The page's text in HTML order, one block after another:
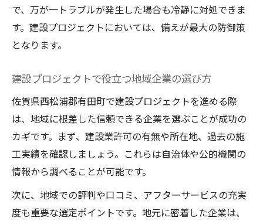
で、万が一トラブルが発生した場合も冷静に対処できま
す。建設プロジェクトにおいては、備えが最大の防御策
となります。
建設プロジェクトで役立つ地域企業の選び方
佐賀県西松浦郡有田町で建設プロジェクトを進める際
は、地域に根差した信頼できる企業を選ぶことが成功の
カギです。まず、建設業許可の有無や所在地、過去の施
工実績を確認しましょう。これらは自治体や公的機関の
情報から調べることが可能です。
次に、地域での評判や口コミ、アフターサービスの充実
度も重要な選定ポイントです。地元に密着した企業は、